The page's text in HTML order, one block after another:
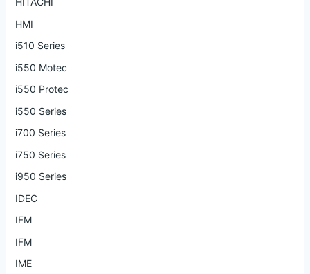
HMI
i510 Series
i550 Motec
i550 Protec
i550 Series
i700 Series
i750 Series
i950 Series
IDEC
IFM
IFM
IME